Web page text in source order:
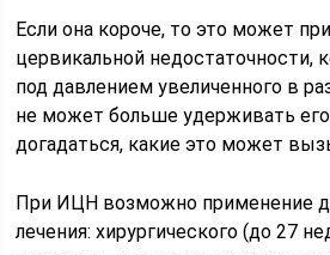
Если она короче, то это может
цервикальной недостаточности,
под давлением увеличенного в
не может больше удерживать
догадаться, какие это может
При ИЦН возможно применение
лечения: хирургического (до 27